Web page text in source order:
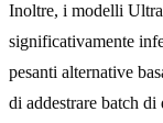
Inoltre, i modelli
significativamente
pesanti alternative
di addestrare batch